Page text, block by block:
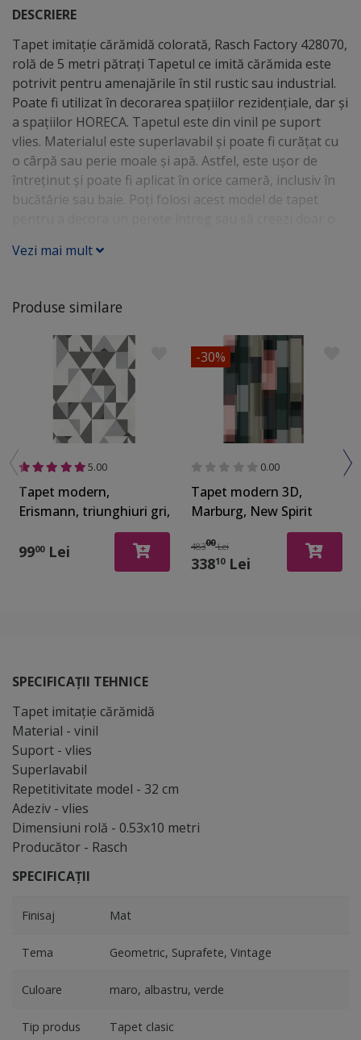
DESCRIERE
Tapet imitaţie cărămidă colorată, Rasch Factory 428070,
rolă de 5 metri pătraţi Tapetul ce imită cărămida este
potrivit pentru amenajările în stil rustic sau industrial.
Poate fi utilizat în decorarea spaţiilor rezidenţiale, dar şi
a spaţiilor HORECA. Tapetul este din vinil pe suport
vlies. Materialul este superlavabil şi poate fi curăţat cu
o cârpă sau perie moale şi apă. Astfel, este uşor de
întreţinut şi poate fi aplicat în orice cameră, inclusiv în
bucătărie sau baie. Poţi folosi acest model de tapet
Vezi mai mult
Produse similare
5.00
Tapet modern,
Erismann, triunghiuri gri,
Novara 1011934
9900Lei
-30%
0.00
Tapet modern 3D,
Marburg, New Spirit
32753, 212x270 cm
48300Lei
33810Lei
SPECIFICAȚII TEHNICE
Tapet imitaţie cărămidă
Material - vinil
Suport - vlies
Superlavabil
Repetitivitate model - 32 cm
Adeziv - vlies
Dimensiuni rolă - 0.53x10 metri
Producător - Rasch
SPECIFICAȚII
Finisaj Mat
Tema Geometric, Suprafete, Vintage
Culoare maro, albastru, verde
Tip produs Tapet clasic